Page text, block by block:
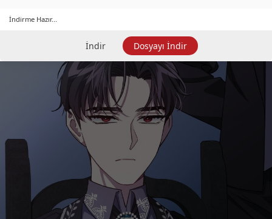
İndirme Hazır...
İndir Dosyayı İndir